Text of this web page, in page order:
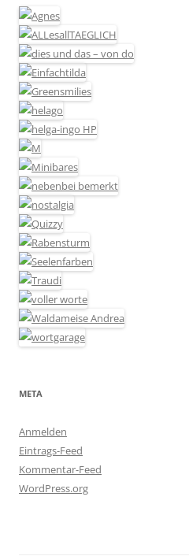
META
Anmelden
Eintrags-Feed
Kommentar-Feed
WordPress.org